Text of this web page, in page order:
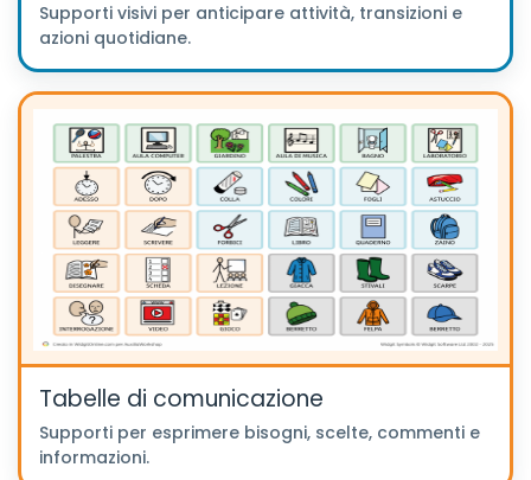
Supporti visivi per anticipare attività, transizioni e
azioni quotidiane.
Tabelle di comunicazione
Supporti per esprimere bisogni, scelte, commenti e
informazioni.